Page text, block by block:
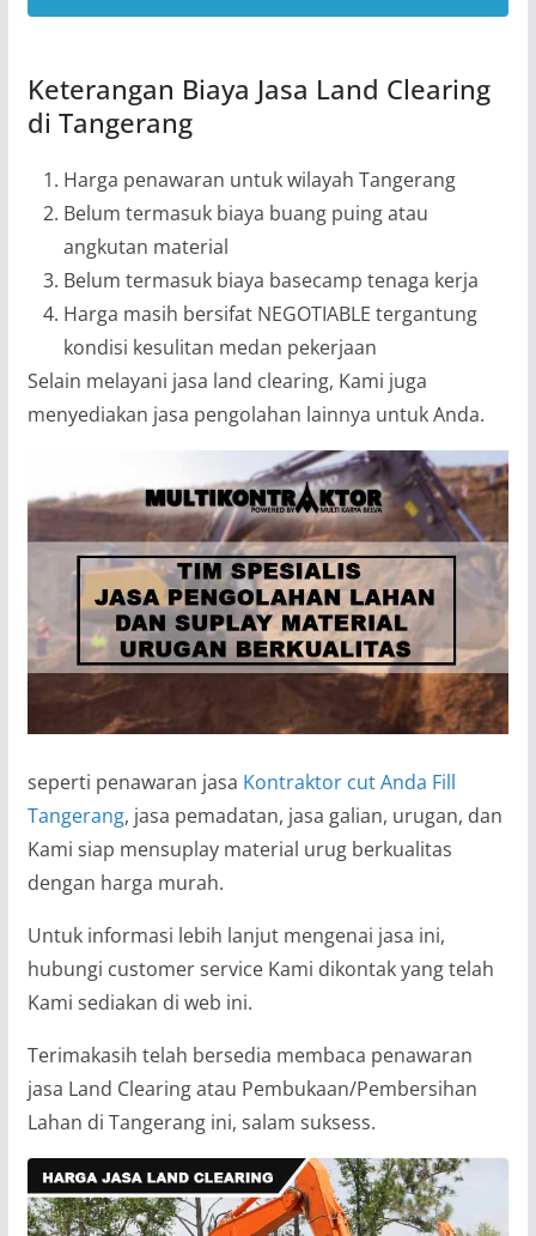
Keterangan Biaya Jasa Land Clearing
di Tangerang
Harga penawaran untuk wilayah Tangerang
Belum termasuk biaya buang puing atau
angkutan material
Belum termasuk biaya basecamp tenaga kerja
Harga masih bersifat NEGOTIABLE tergantung
kondisi kesulitan medan pekerjaan
Selain melayani jasa land clearing, Kami juga
menyediakan jasa pengolahan lainnya untuk Anda.
seperti penawaran jasa Kontraktor cut Anda Fill
Tangerang, jasa pemadatan, jasa galian, urugan, dan
Kami siap mensuplay material urug berkualitas
dengan harga murah.
Untuk informasi lebih lanjut mengenai jasa ini,
hubungi customer service Kami dikontak yang telah
Kami sediakan di web ini.
Terimakasih telah bersedia membaca penawaran
jasa Land Clearing atau Pembukaan/Pembersihan
Lahan di Tangerang ini, salam suksess.